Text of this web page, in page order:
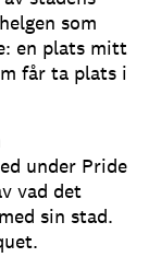
som
en plats mitt
får ta plats i
under Pride
vad det
sin stad.